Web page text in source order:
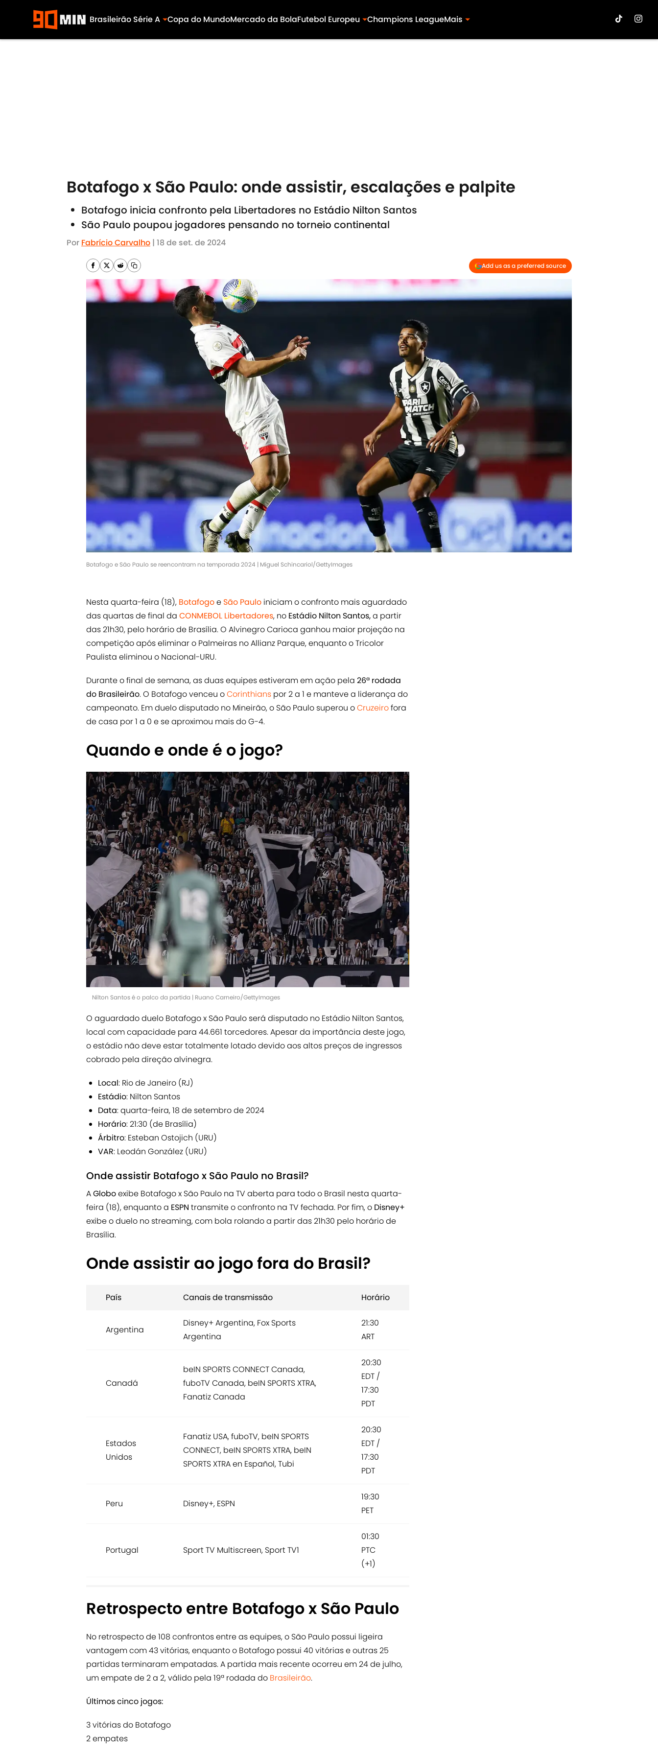
Brasileirão Série A Copa do MundoMercado da BolaFutebol Europeu Champions LeagueMais
Botafogo x São Paulo: onde assistir, escalações e palpite
Botafogo inicia confronto pela Libertadores no Estádio Nilton Santos
São Paulo poupou jogadores pensando no torneio continental
Por Fabrício Carvalho | 18 de set. de 2024
Add us as a preferred source
Botafogo e São Paulo se reencontram na temporada 2024 | Miguel Schincariol/GettyImages
Nesta quarta-feira (18), Botafogoe São Paulo iniciam o confronto mais aguardado
das quartas de final da CONMEBOL Libertadores, no Estádio Nilton Santos,a partir
das 21h30, pelo horário de Brasília. O Alvinegro Carioca ganhou maior projeção na
competição após eliminar o Palmeiras no Allianz Parque, enquanto o Tricolor
Paulista eliminou o Nacional-URU.
Durante o final de semana, as duas equipes estiveram em ação pela 26ª rodada
do Brasileirão. O Botafogo venceu oCorinthians por 2 a 1 e manteve a liderança do
campeonato. Em duelo disputado no Mineirão, o São Paulo superou oCruzeirofora
de casa por 1 a 0 e se aproximou mais do G-4.
Quando e onde é o jogo?
Nilton Santos é o palco da partida | Ruano Carneiro/GettyImages
O aguardado duelo Botafogo x São Paulo será disputado no Estádio Nilton Santos,
local com capacidade para 44.661 torcedores. Apesar da importância deste jogo,
o estádio não deve estar totalmente lotado devido aos altos preços de ingressos
cobrado pela direção alvinegra.
Local: Rio de Janeiro (RJ)
Estádio: Nilton Santos
Data: quarta-feira, 18 de setembro de 2024
Horário: 21:30 (de Brasília)
Árbitro: Esteban Ostojich (URU)
VAR: Leodán González (URU)
Onde assistir Botafogo x São Paulo no Brasil?
AGloboexibe Botafogo x São Paulo na TV aberta para todo o Brasil nesta quarta-
feira (18), enquanto a ESPN transmite o confronto na TV fechada. Por fim, o Disney+
exibe o duelo no streaming, com bola rolando a partir das 21h30 pelo horário de
Brasília.
Onde assistir ao jogo fora do Brasil?
País Canais de transmissão Horário
Argentina
Disney+ Argentina, Fox Sports
Argentina
21:30
ART
Canadá
beIN SPORTS CONNECT Canada,
fuboTV Canada, beIN SPORTS XTRA,
Fanatiz Canada
20:30
EDT /
17:30
PDT
Estados
Unidos
Fanatiz USA, fuboTV, beIN SPORTS
CONNECT, beIN SPORTS XTRA, beIN
SPORTS XTRA en Español, Tubi
20:30
EDT /
17:30
PDT
Peru Disney+, ESPN
19:30
PET
Portugal Sport TV Multiscreen, Sport TV1
01:30
PTC
(+1)
Retrospecto entre Botafogo x São Paulo
No retrospecto de 108 confrontos entre as equipes, o São Paulo possui ligeira
vantagem com 43 vitórias, enquanto o Botafogo possui 40 vitórias e outras 25
partidas terminaram empatadas. A partida mais recente ocorreu em 24 de julho,
um empate de 2 a 2, válido pela 19ª rodada do Brasileirão.
Últimos cinco jogos:
3 vitórias do Botafogo
2 empates